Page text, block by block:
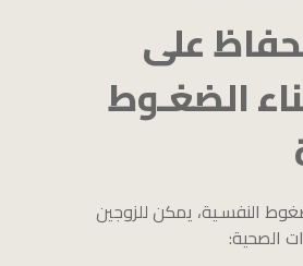
على
الضغـوط
النفسـية، يمكن للزوجين
الصحية: